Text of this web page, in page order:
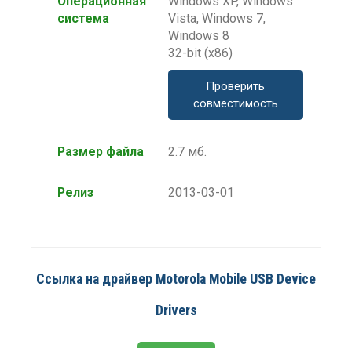
система
Vista, Windows 7,
Windows 8
32-bit (x86)
Проверить
совместимость
Размер файла 2.7 мб.
Релиз 2013-03-01
Ссылка на драйвер Motorola Mobile USB Device
Drivers